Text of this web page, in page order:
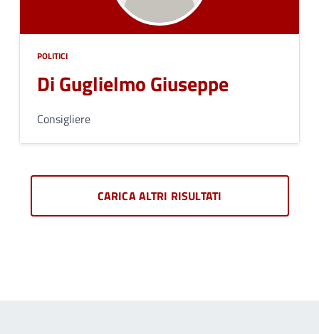
POLITICI
Di Guglielmo Giuseppe
Consigliere
CARICA ALTRI RISULTATI